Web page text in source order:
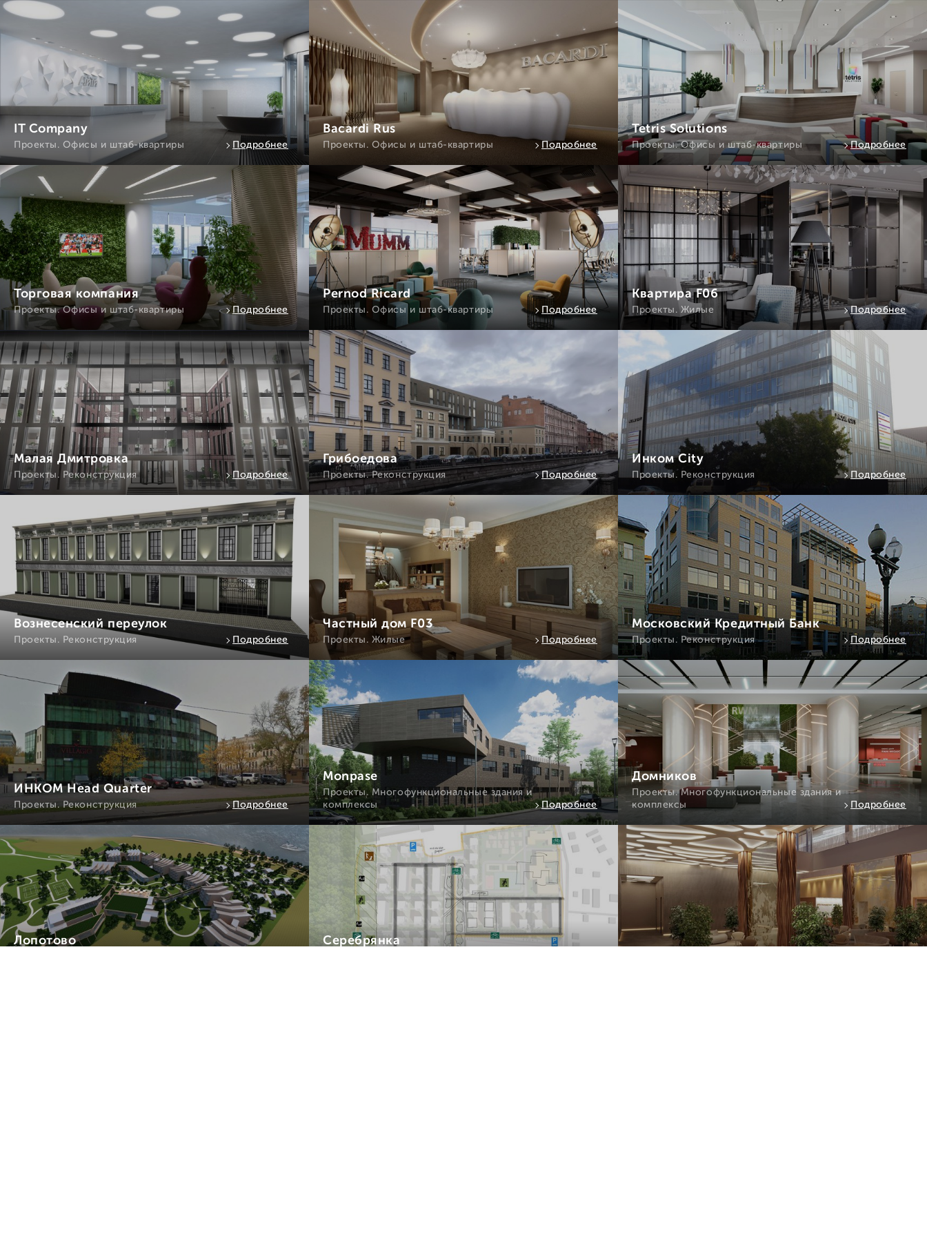
IT Company
Проекты. Офисы и штаб-квартиры Подробнее
Bacardi Rus
Проекты. Офисы и штаб-квартиры Подробнее
Tetris Solutions
Проекты. Офисы и штаб-квартиры Подробнее
Торговая компания
Проекты. Офисы и штаб-квартиры Подробнее
Pernod Ricard
Проекты. Офисы и штаб-квартиры Подробнее
Квартира F06
Проекты. Жилые Подробнее
Малая Дмитровка
Проекты. Реконструкция Подробнее
Грибоедова
Проекты. Реконструкция Подробнее
Инком City
Проекты. Реконструкция Подробнее
Вознесенский переулок
Проекты. Реконструкция Подробнее
Частный дом F03
Проекты. Жилые Подробнее
Московский Кредитный Банк
Проекты. Реконструкция Подробнее
ИНКОМ Head Quarter
Проекты. Реконструкция Подробнее
Monpase
Проекты. Многофункциональные здания и
комплексы
Подробнее
Домников
Проекты. Многофункциональные здания и
комплексы
Подробнее
Лопотово Серебрянка